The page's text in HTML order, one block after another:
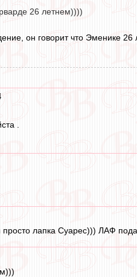
26 летнем))))
он говорит что Эменике 26
.
лапка Суарес))) ЛАФ